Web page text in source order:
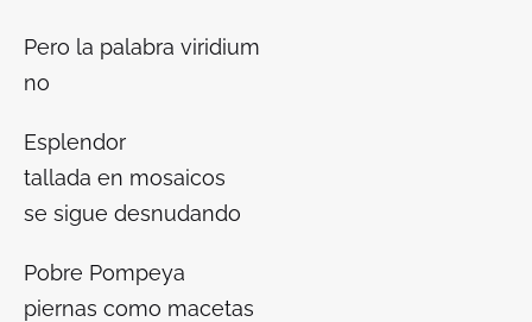
Pero la palabra viridium
no
Esplendor
tallada en mosaicos
se sigue desnudando
Pobre Pompeya
piernas como macetas